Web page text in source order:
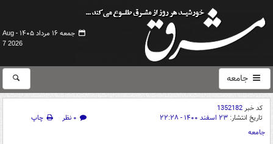
جمعه ۱۶ مرداد ۱۴۰۵ -
Aug
7 2026
جامعه
کد خبر1352182
تاریخ انتشار: ۲۳ اسفند ۱۴۰۰ - ۲۲:۲۸ ۰ نظر
چاپ
جامعه